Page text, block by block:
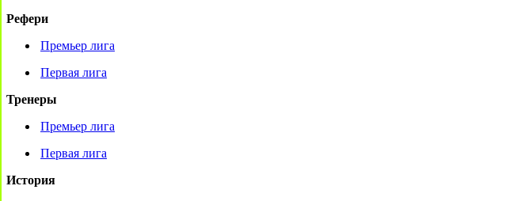
Рефери
Премьер лига
Первая лига
Тренеры
Премьер лига
Первая лига
История